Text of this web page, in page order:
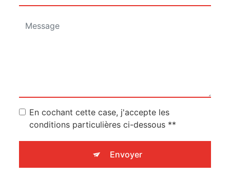
En cochant cette case, j'accepte les
conditions particulières ci-dessous **
Envoyer